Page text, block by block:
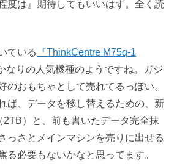
度は』期待してもいいはず。全く読
ている
『ThinkCentre M75q-1
なりの人気機種のようですね。ガジ
のおもちゃとして売れてるっぽい。
ば、データを移し替えるための、新
2TB）と、前も書いたデータ完全抹
っさとメインマシンを売りに出せる
る必要もないかなと思ってます。